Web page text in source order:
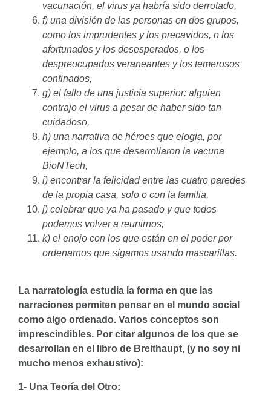
vacunación, el virus ya habría sido derrotado,
f) una división de las personas en dos grupos,
como los imprudentes y los precavidos, o los
afortunados y los desesperados, o los
despreocupados veraneantes y los temerosos
confinados,
g) el fallo de una justicia superior: alguien
contrajo el virus a pesar de haber sido tan
cuidadoso,
h) una narrativa de héroes que elogia, por
ejemplo, a los que desarrollaron la vacuna
BioNTech,
i) encontrar la felicidad entre las cuatro paredes
de la propia casa, solo o con la familia,
j) celebrar que ya ha pasado y que todos
podemos volver a reunirnos,
k) el enojo con los que están en el poder por
ordenarnos que sigamos usando mascarillas.
La narratología estudia la forma en que las
narraciones permiten pensar en el mundo social
como algo ordenado. Varios conceptos son
imprescindibles. Por citar algunos de los que se
desarrollan en el libro de Breithaupt, (y no soy ni
mucho menos exhaustivo):
1- Una Teoría del Otro: